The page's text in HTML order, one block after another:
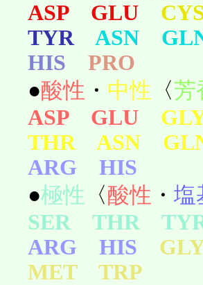
ASP GLU
TYR
ASN
HIS
PRO
●酸性 ・ 中性 〈芳
ASP GLU
THR ASN
ARG HIS
●極性 〈酸性 ・ 塩
SER THR
ARG HIS
MET TRP